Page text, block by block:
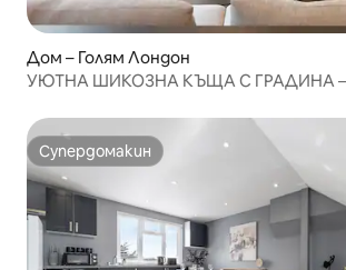
Дом – Голям Лондон
УЮТНА ШИКОЗНА КЪЩА С ГРАДИНА –
Супердомакин
Супердомакин